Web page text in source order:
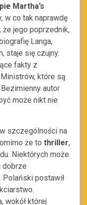
Martha’s
w co tak naprawdę
że jego poprzednik,
Langa,
staje się czujny.
fakty z
które są
autor
może nikt nie
szczególności na
że to thriller,
Niektórych może
dobrze
Polański postawił
wokół której